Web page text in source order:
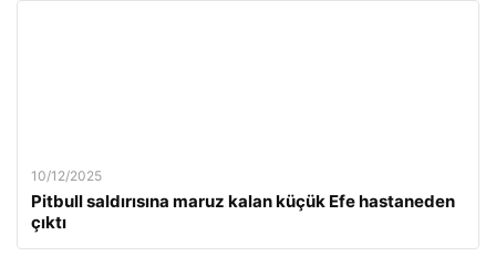
10/12/2025
Pitbull saldırısına maruz kalan küçük Efe hastaneden
çıktı